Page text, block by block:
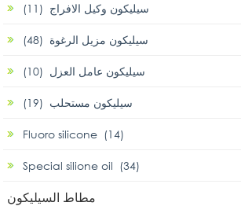
سيليكون وكيل الافراج (11)
سيليكون مزيل الرغوة (48)
سيليكون عامل العزل (10)
سيليكون مستحلب (19)
Fluoro silicone (14)
Special silione oil (34)
مطاط السيليكون